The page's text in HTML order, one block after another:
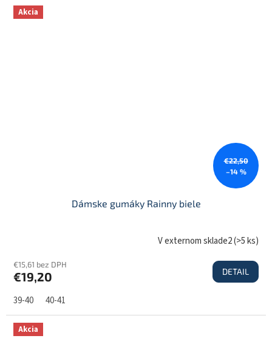
Akcia
€22,50
–14 %
Dámske gumáky Rainny biele
V externom sklade2(>5 ks)
€15,61 bez DPH
€19,20 DETAIL
39-40 40-41
Akcia